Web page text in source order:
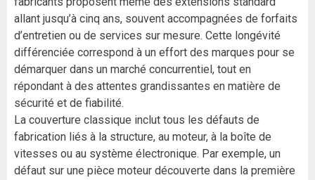
allant jusqu’à cinq ans, souvent accompagnées de forfaits
d’entretien ou de services sur mesure. Cette longévité
différenciée correspond à un effort des marques pour se
démarquer dans un marché concurrentiel, tout en
répondant à des attentes grandissantes en matière de
sécurité et de fiabilité.
La couverture classique inclut tous les défauts de
fabrication liés à la structure, au moteur, à la boîte de
vitesses ou au système électronique. Par exemple, un
défaut sur une pièce moteur découverte dans la première